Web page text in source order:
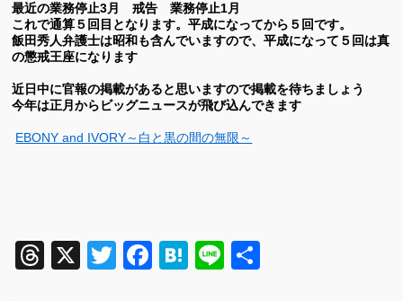
最近の業務停止3月 戒告 業務停止1月
これで通算５回目となります。平成になってから５回です。
飯田秀人弁護士は昭和も含んでいますので、平成になって５回は真
の懲戒王座になります
近日中に官報の掲載があると思いますので掲載を待ちましょう
今年は正月からビッグニュースが飛び込んできます
EBONY and IVORY～白と黒の間の無限～
Threads
X TwitterFacebook
Hatena
Line